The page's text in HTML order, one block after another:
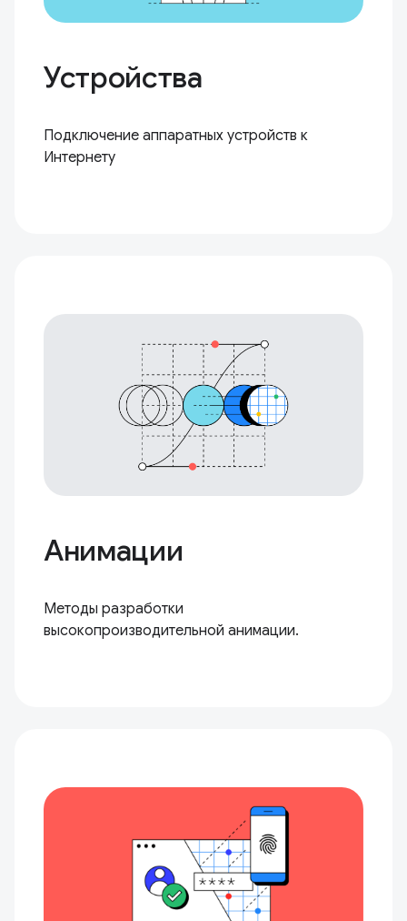
Устройства
Подключение аппаратных устройств к
Интернету
Анимации
Методы разработки
высокопроизводительной анимации.